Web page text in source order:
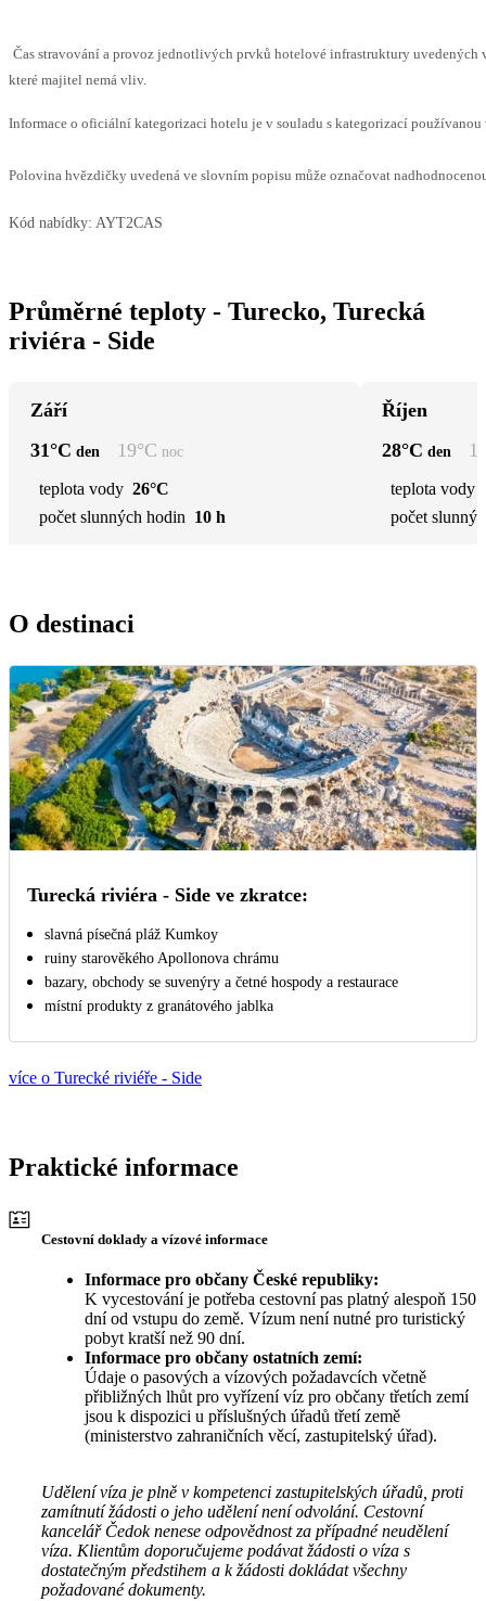
Čas stravování a provoz jednotlivých prvků hotelové infrastruktury uvedených
které majitel nemá vliv.
Informace o oficiální kategorizaci hotelu je v souladu s kategorizací
Polovina hvězdičky uvedená ve slovním popisu může označovat
Kód nabídky: AYT2CAS
Průměrné teploty - Turecko, Turecká
riviéra - Side
Září
31°C den 19°C noc
teplota vody 26°C
počet slunných hodin 10 h
Říjen
28°C den
teplota vody
počet
O destinaci
Turecká riviéra - Side ve zkratce:
slavná písečná pláž Kumkoy
ruiny starověkého Apollonova chrámu
bazary, obchody se suvenýry a četné hospody a restaurace
místní produkty z granátového jablka
více o Turecké riviéře - Side
Praktické informace
Cestovní doklady a vízové informace
Informace pro občany České republiky:
K vycestování je potřeba cestovní pas platný alespoň 150
dní od vstupu do země. Vízum není nutné pro turistický
pobyt kratší než 90 dní.
Informace pro občany ostatních zemí:
Údaje o pasových a vízových požadavcích včetně
přibližných lhůt pro vyřízení víz pro občany třetích zemí
jsou k dispozici u příslušných úřadů třetí země
(ministerstvo zahraničních věcí, zastupitelský úřad).
Udělení víza je plně v kompetenci zastupitelských úřadů, proti
zamítnutí žádosti o jeho udělení není odvolání. Cestovní
kancelář Čedok nenese odpovědnost za případné neudělení
víza. Klientům doporučujeme podávat žádosti o víza s
dostatečným předstihem a k žádosti dokládat všechny
požadované dokumenty.